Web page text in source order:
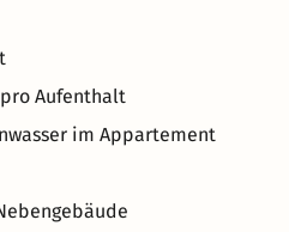
Aufenthalt
im Appartement